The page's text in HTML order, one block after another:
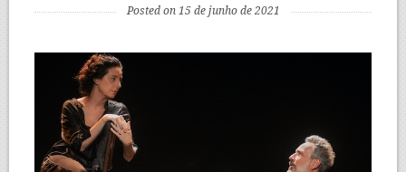
Posted on 15 de junho de 2021